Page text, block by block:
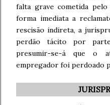
falta grave cometida
forma imediata a
rescisão indireta, a
perdão tácito por
presumir-se-á que o
empregador foi perdoado